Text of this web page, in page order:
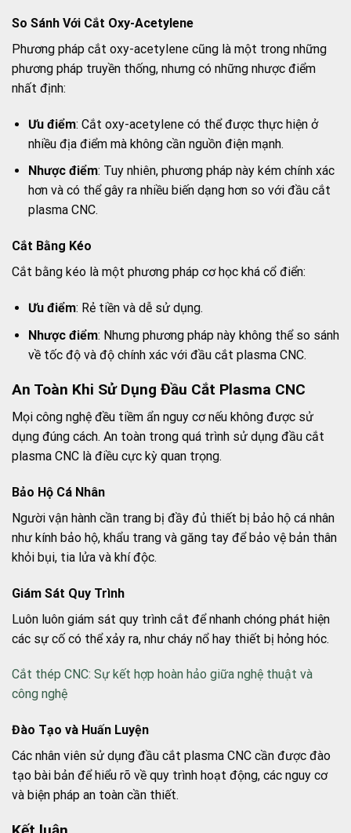
So Sánh Với Cắt Oxy-Acetylene
Phương pháp cắt oxy-acetylene cũng là một trong những
phương pháp truyền thống, nhưng có những nhược điểm
nhất định:
Ưu điểm: Cắt oxy-acetylene có thể được thực hiện ở
nhiều địa điểm mà không cần nguồn điện mạnh.
Nhược điểm: Tuy nhiên, phương pháp này kém chính xác
hơn và có thể gây ra nhiều biến dạng hơn so với đầu cắt
plasma CNC.
Cắt Bằng Kéo
Cắt bằng kéo là một phương pháp cơ học khá cổ điển:
Ưu điểm: Rẻ tiền và dễ sử dụng.
Nhược điểm: Nhưng phương pháp này không thể so sánh
về tốc độ và độ chính xác với đầu cắt plasma CNC.
An Toàn Khi Sử Dụng Đầu Cắt Plasma CNC
Mọi công nghệ đều tiềm ẩn nguy cơ nếu không được sử
dụng đúng cách. An toàn trong quá trình sử dụng đầu cắt
plasma CNC là điều cực kỳ quan trọng.
Bảo Hộ Cá Nhân
Người vận hành cần trang bị đầy đủ thiết bị bảo hộ cá nhân
như kính bảo hộ, khẩu trang và găng tay để bảo vệ bản thân
khỏi bụi, tia lửa và khí độc.
Giám Sát Quy Trình
Luôn luôn giám sát quy trình cắt để nhanh chóng phát hiện
các sự cố có thể xảy ra, như cháy nổ hay thiết bị hỏng hóc.
Cắt thép CNC: Sự kết hợp hoàn hảo giữa nghệ thuật và
công nghệ
Đào Tạo và Huấn Luyện
Các nhân viên sử dụng đầu cắt plasma CNC cần được đào
tạo bài bản để hiểu rõ về quy trình hoạt động, các nguy cơ
và biện pháp an toàn cần thiết.